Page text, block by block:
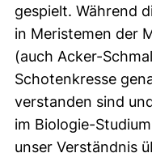
gespielt. Während
in Meristemen der
(auch Acker-
Schotenkresse
verstanden sind
im Biologie-
unser Verständnis